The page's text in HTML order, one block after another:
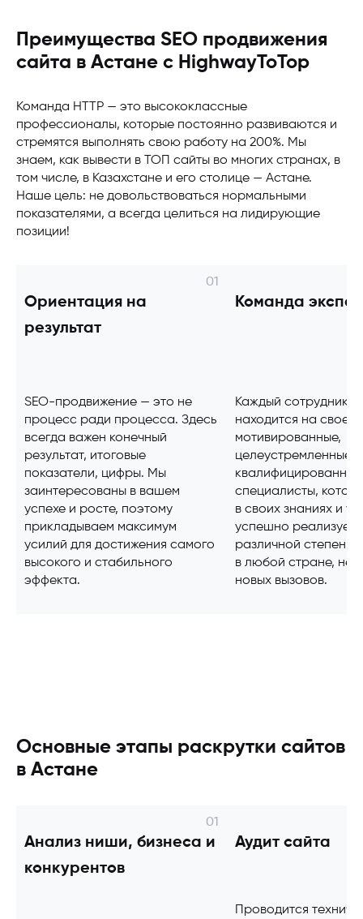
бизнес») -"+"
Дополнительный ежемесячный отчет в
Анализ usability по тепловым картам -"+"
авторитетности сайта в Google -"+"
Индексация большого количества страниц
-"+"
Повышение лояльности бренда -
Преимущества SEO продвижения
сайта в Астане с HighwayToTop
Команда НТТР — это высококлассные
профессионалы, которые постоянно развиваются и
стремятся выполнять свою работу на 200%. Мы
знаем, как вывести в ТОП сайты во многих странах, в
том числе, в Казахстане и его столице — Астане.
Наше цель: не довольствоваться нормальными
показателями, а всегда целиться на лидирующие
позиции!
Ориентация на
результат
SEO-продвижение — это не
процесс ради процесса. Здесь
всегда важен конечный
результат, итоговые
показатели, цифры. Мы
заинтересованы в вашем
успехе и росте, поэтому
прикладываем максимум
усилий для достижения самого
высокого и стабильного
эффекта.
Команда
Каждый сотрудник
находится на своем
мотивированные,
целеустремленные,
квалифицированные
специалисты,
в своих знаниях и
успешно реализуем
различной степени
в любой стране, не
новых вызовов.
Основные этапы раскрутки сайтов
в Астане
Анализ ниши, бизнеса и
конкурентов
Аудит сайта
Проводится